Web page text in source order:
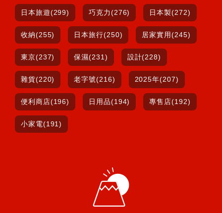
日本旅遊(299) 巧克力(276) 日本製(272)
收納(255) 日本旅行(250) 居家實用(245)
東京(237) 保濕(231) 設計(228)
雜貨(220) 老字號(216) 2025年(207)
便利商店(196) 日用品(194) 專售店(192)
小家電(191)